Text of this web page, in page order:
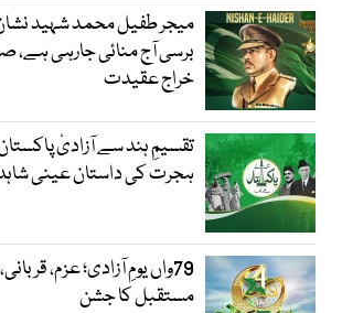
برسی آج منائی جارہی ہے،
خراج عقیدت
تقسیمِ ہند سے آزادیٔ
ہجرت کی داستان عینی
79واں یومِ آزادی؛ عزم،
مستقبل کا جشن